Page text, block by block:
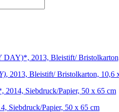
, 2013, Bleistift/ Bristolkarton, 10,6
Siebdruck/Papier, 50 x 65 cm